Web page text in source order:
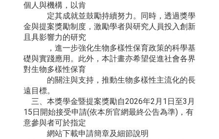
個人與機構，以肯
定其成就並鼓勵持續努力。同時，透過獎學
金與提案獎勵制度，激勵學者與研究人員投入創新
且具影響力的研究
，進一步強化生物多樣性保育政策的科學基
礎與實踐應用。此外，本計畫亦希望促進社會各界
對生物多樣性保育
的關注與支持，推動生物多樣性主流化的長
遠目標。
三、本獎學金暨提案獎勵自2026年2月1日至3月
15日開始接受申請(依本所官網最終公告為準)，有
意參與者可於指定
網站下載申請簡章及細節說明